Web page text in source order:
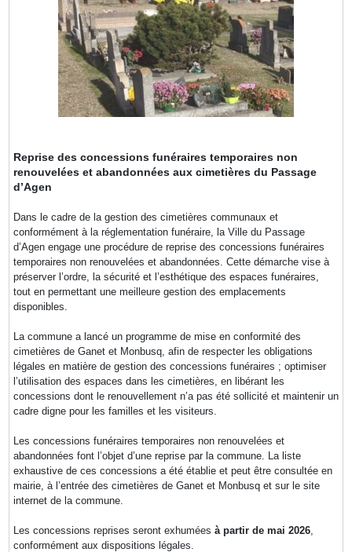
Reprise des concessions funéraires temporaires non
renouvelées et abandonnées aux cimetières du Passage
d’Agen
Dans le cadre de la gestion des cimetières communaux et
conformément à la réglementation funéraire, la Ville du Passage
d’Agen engage une procédure de reprise des concessions funéraires
temporaires non renouvelées et abandonnées. Cette démarche vise à
préserver l’ordre, la sécurité et l’esthétique des espaces funéraires,
tout en permettant une meilleure gestion des emplacements
disponibles.
La commune a lancé un programme de mise en conformité des
cimetières de Ganet et Monbusq, afin de respecter les obligations
légales en matière de gestion des concessions funéraires ; optimiser
l’utilisation des espaces dans les cimetières, en libérant les
concessions dont le renouvellement n’a pas été sollicité et maintenir un
cadre digne pour les familles et les visiteurs.
Les concessions funéraires temporaires non renouvelées et
abandonnées font l’objet d’une reprise par la commune. La liste
exhaustive de ces concessions a été établie et peut être consultée en
mairie, à l’entrée des cimetières de Ganet et Monbusq et sur le site
internet de la commune.
Les concessions reprises seront exhumées à partir de mai 2026
conformément aux dispositions légales.